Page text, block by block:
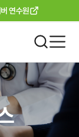
연수원